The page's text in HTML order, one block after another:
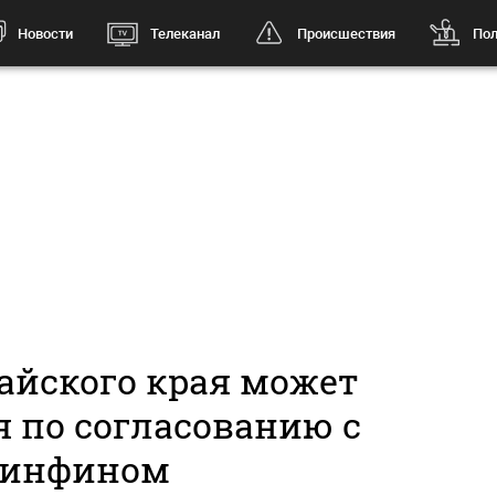
Новости Телеканал Происшествия
края может
по согласованию с